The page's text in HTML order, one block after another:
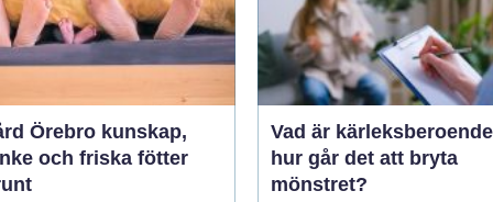
kunskap,
och friska fötter
Vad är kärleksberoende
hur går det att bryta
mönstret?